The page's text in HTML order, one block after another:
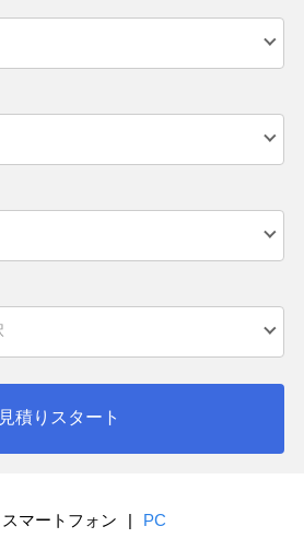
見積りスタート
スマートフォン | PC